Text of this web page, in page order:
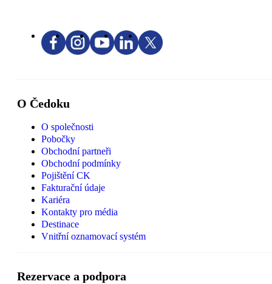
O Čedoku
O společnosti
Pobočky
Obchodní partneři
Obchodní podmínky
Pojištění CK
Fakturační údaje
Kariéra
Kontakty pro média
Destinace
Vnitřní oznamovací systém
Rezervace a podpora